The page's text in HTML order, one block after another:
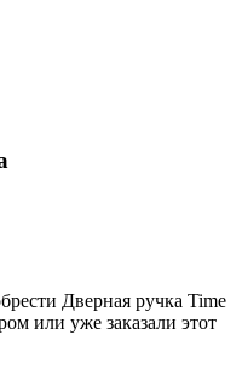
Дверная ручка Time
или уже заказали этот